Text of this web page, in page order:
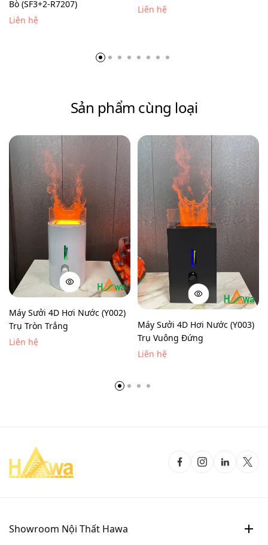
Bò (SF3+2-R7207)
Liên hệ
Liên hệ
Sản phẩm cùng loại
Máy Sưởi 4D Hơi Nước (Y002)
Trụ Tròn Trắng
Liên hệ
Máy Sưởi 4D Hơi Nước (Y003)
Trụ Vuông Đứng
Liên hệ
Showroom Nội Thất Hawa